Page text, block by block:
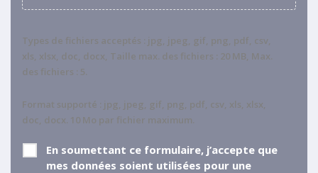
Types de fichiers acceptés : jpg, jpeg, gif, png, pdf, csv,
xls, xlsx, doc, docx, Taille max. des fichiers : 20 MB, Max.
des fichiers : 5.
Format supporté : jpg, jpeg, gif, png, pdf, csv, xls, xlsx,
doc, docx. 10 Mo par fichier maximum.
RGPD *
En soumettant ce formulaire, j’accepte que
mes données soient utilisées pour une